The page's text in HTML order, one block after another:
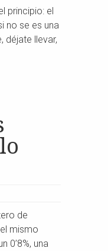
principio: el
no se es una
déjate llevar,
de
mismo
0’8%, una